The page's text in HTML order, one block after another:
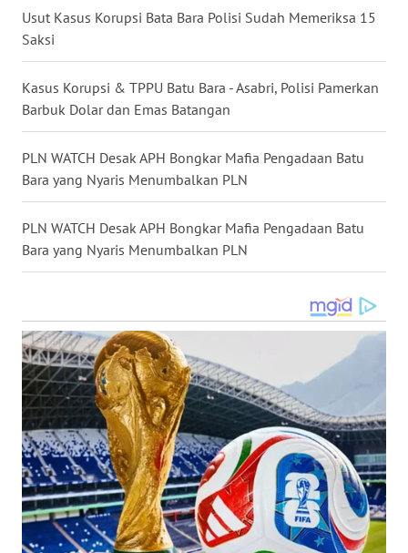
Usut Kasus Korupsi Bata Bara Polisi Sudah Memeriksa 15
Saksi
Kasus Korupsi & TPPU Batu Bara - Asabri, Polisi Pamerkan
Barbuk Dolar dan Emas Batangan
PLN WATCH Desak APH Bongkar Mafia Pengadaan Batu
Bara yang Nyaris Menumbalkan PLN
PLN WATCH Desak APH Bongkar Mafia Pengadaan Batu
Bara yang Nyaris Menumbalkan PLN
TANJUNG
LESUNG
WN
KARO
WN
SIMALUNGUN
WN
LABUHANBATU
TENGAH
WN DELI
SERDANG
WN
TEBING
TINGGI
WN